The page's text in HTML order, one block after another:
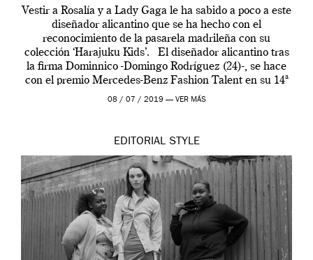
Vestir a Rosalía y a Lady Gaga le ha sabido a poco a este
diseñador alicantino que se ha hecho con el
reconocimiento de la pasarela madrileña con su
colección ‘Harajuku Kids’. El diseñador alicantino tras
la firma Dominnico -Domingo Rodríguez (24)-, se hace
con el premio Mercedes-Benz Fashion Talent en su 14ª
edición. […]
08 / 07 / 2019 — VER MÁS
EDITORIAL STYLE